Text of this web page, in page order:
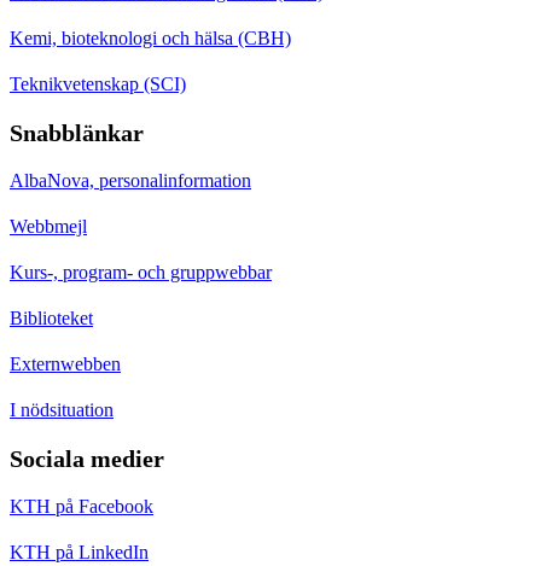
Kemi, bioteknologi och hälsa (CBH)
Teknikvetenskap (SCI)
Snabblänkar
AlbaNova, personalinformation
Webbmejl
Kurs-, program- och gruppwebbar
Biblioteket
Externwebben
I nödsituation
Sociala medier
KTH på Facebook
KTH på LinkedIn